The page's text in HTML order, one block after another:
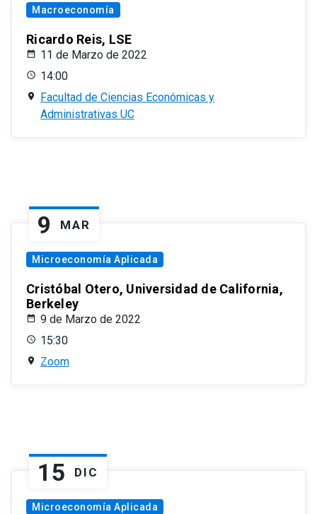
Macroeconomía
Ricardo Reis, LSE
11 de Marzo de 2022
14:00
Facultad de Ciencias Económicas y
Administrativas UC
9 MAR
Microeconomía Aplicada
Cristóbal Otero, Universidad de California,
Berkeley
9 de Marzo de 2022
15:30
Zoom
15 DIC
Microeconomía Aplicada